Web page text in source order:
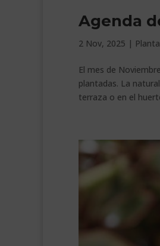
Agenda
2 Nov, 2025 |
El mes de
plantadas. La
terraza o en el